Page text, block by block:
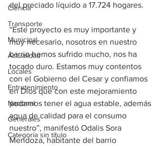
Ciencia
Transporte
Municipal
Actualidad
Locales
Entretenimiento
Nacional
Generales
Categoría sin título
del preciado líquido a 17.724 hogares.
“Este proyecto es muy importante y
muy necesario, nosotros en nuestro
barrio hemos sufrido mucho, nos ha
tocado duro. Estamos muy contentos
con el Gobierno del Cesar y confiamos
en Dios que con este mejoramiento
podamos tener el agua estable, además
agua de calidad para el consumo
nuestro”, manifestó Odalis Sora
Mendoza, habitante del barrio